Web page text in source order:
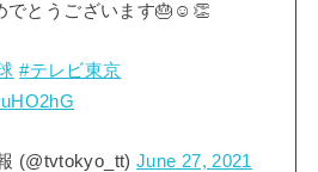
でとうございます🎂☺️👏
#テレビ東京
(@tvtokyo_tt)June 27, 2021